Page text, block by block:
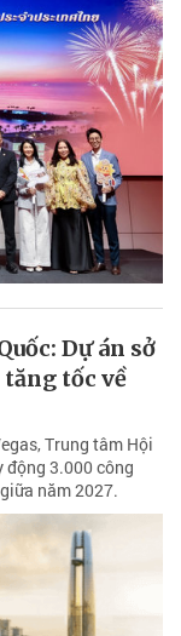
Dự án sở
tốc về
Trung tâm Hội
động 3.000 công
năm 2027.